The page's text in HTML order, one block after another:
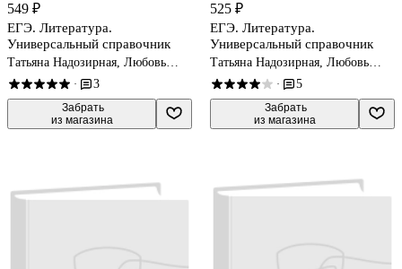
549 ₽
ЕГЭ. Литература.
Универсальный справочник
Татьяна Надозирная, Любовь
Скубачевская, Наталия Слаутина
· 3
Забрать
из магазина
525 ₽
ЕГЭ. Литература.
Универсальный справочник
Татьяна Надозирная, Любовь
Скубачевская, Наталия Слаутина
· 5
Забрать
из магазина